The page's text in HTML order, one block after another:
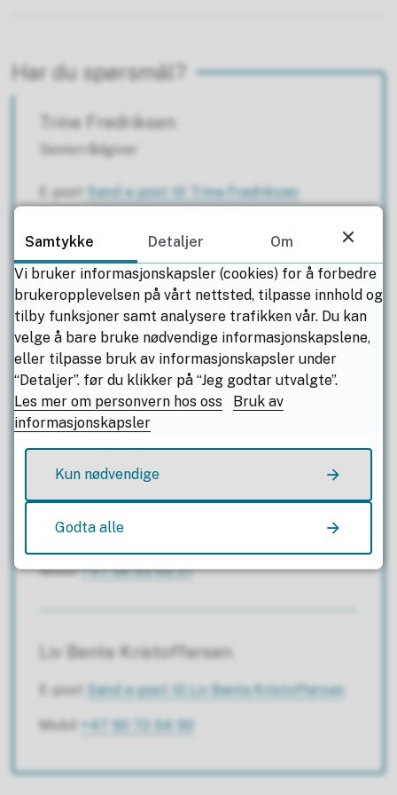
Har du spørsmål?
Trine Fredriksen
Seniorrådgiver
E-post Send e-post til Trine Fredriksen
Mariann Kristin Bakken
Senior rådgiver
E-postSend e-posttil Mariann Kristin Bakken
Mobil+47 95 19 26 10
Janina Lamøy
E-postSend e-post
Mobil+47 98 65 68 21
Liv Bente Kristoffersen
E-post Send e-post til Liv Bente Kristoffersen
Mobil +47 90 72 64 90
Samtykke Detaljer
Om
Vi bruker informasjonskapsler (cookies) for å forbedre
brukeropplevelsen på vårt nettsted, tilpasse innhold og
tilby funksjoner samt analysere trafikken vår. Du kan
velge å bare bruke nødvendige informasjonskapslene,
eller tilpasse bruk av informasjonskapsler under
“Detaljer”. før du klikker på “Jeg godtar utvalgte”.
Les mer om personvern hos oss
Bruk av
informasjonskapsler
Kun nødvendige
Godta alle